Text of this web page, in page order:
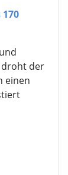
droht der
einen